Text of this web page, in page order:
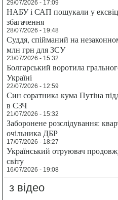
29/07/2026 - 17:09
НАБУ і САП пошукали у
збагачення
28/07/2026 - 19:48
Суддя, спійманий на
млн грн для ЗСУ
23/07/2026 - 15:32
Болгарський воротила
Україні
22/07/2026 - 12:59
Син соратника кума Путіна
в СЗЧ
21/07/2026 - 15:32
Заборонене розслідування:
очільника ДБР
17/07/2026 - 18:27
Український отруювач
світу
16/07/2026 - 19:08
з відео